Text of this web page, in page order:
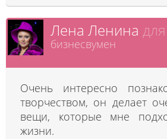
Лена Ленина для
бизнесвумен
Очень интересно
творчеством, он делает
вещи, которые мне
жизни.